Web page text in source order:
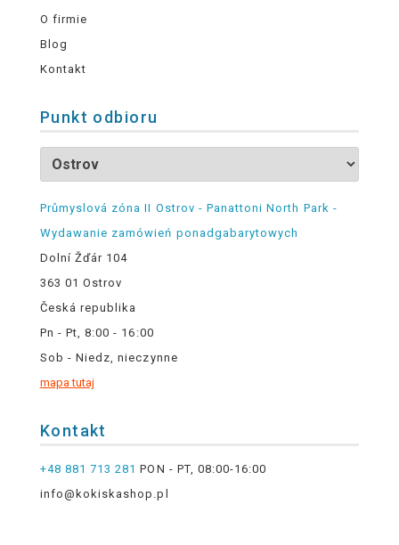
O firmie
Blog
Kontakt
Punkt odbioru
Průmyslová zóna II Ostrov - Panattoni North Park -
Wydawanie zamówień ponadgabarytowych
Dolní Žďár 104
363 01 Ostrov
Česká republika
Pn - Pt, 8:00 - 16:00
Sob - Niedz, nieczynne
mapa tutaj
Kontakt
+48 881 713 281 PON - PT, 08:00-16:00
info@kokiskashop.pl